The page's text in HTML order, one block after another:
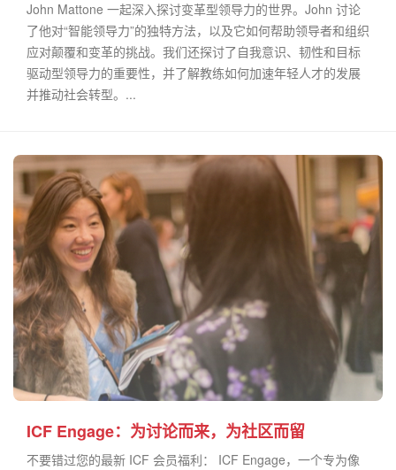
John Mattone 一起深入探讨变革型领导力的世界。John 讨论
了他对“智能领导力”的独特方法，以及它如何帮助领导者和组织
应对颠覆和变革的挑战。我们还探讨了自我意识、韧性和目标
驱动型领导力的重要性，并了解教练如何加速年轻人才的发展
并推动社会转型。...
ICF Engage：为讨论而来，为社区而留
不要错过您的最新 ICF 会员福利： ICF Engage，一个专为像